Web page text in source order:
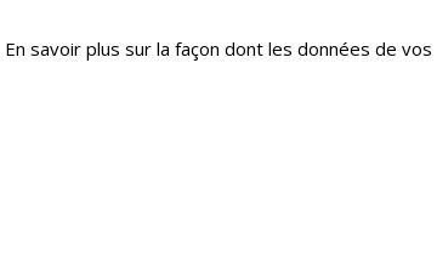
En savoir plus sur la façon dont les données de vos